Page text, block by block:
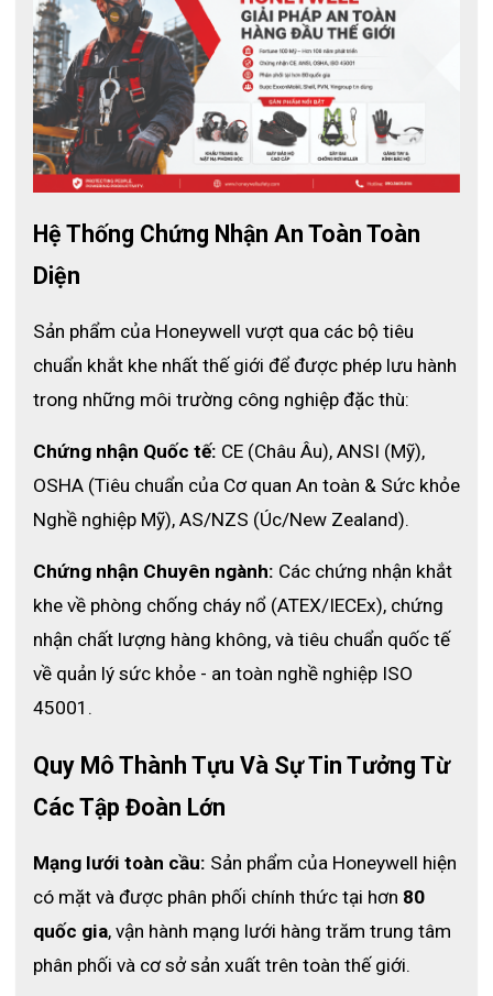
Thông số kỹ thuật
Mã sản phẩm: 2533000R0302
Chất liệu: thép không gỉ
Loại dài đến gần khuỷu tay
Màu sắc : xám
Size: mỗi size một mã khác nhau
Không có vòng đai bằng vải
Vệ sinh và bảo quản
Găng tay Chainex nên được chà xát ít nhất mỗi ngày
hợp nước nóng (50 ° C) và chất tẩy rửa
Không làm sạch bao tay bảo vệ dây xích bằng cách
gõ nó lên bề mặt cứng
Bất kỳ găng tay nào có dấu hiệu bị mài mòn bất
thường hoặc bị mất dây chuyền phải được thay thế
ngay bằng một bao tay trong điều kiện tốt
Nơi bảo quản: ở nơi thoáng mát, khô và thoáng khí.
Hệ Thống Chứng Nhận An Toàn Toàn
Diện
Sản phẩm của Honeywell vượt qua các bộ tiêu
chuẩn khắt khe nhất thế giới để được phép lưu hành
trong những môi trường công nghiệp đặc thù:
Chứng nhận Quốc tế: CE (Châu Âu), ANSI (Mỹ),
OSHA (Tiêu chuẩn của Cơ quan An toàn & Sức khỏe
Nghề nghiệp Mỹ), AS/NZS (Úc/New Zealand).
Chứng nhận Chuyên ngành: Các chứng nhận khắt
khe về phòng chống cháy nổ (ATEX/IECEx), chứng
nhận chất lượng hàng không, và tiêu chuẩn quốc tế
về quản lý sức khỏe - an toàn nghề nghiệp ISO
45001.
Quy Mô Thành Tựu Và Sự Tin Tưởng Từ
Các Tập Đoàn Lớn
Mạng lưới toàn cầu: Sản phẩm của Honeywell hiện
có mặt và được phân phối chính thức tại hơn 80
quốc gia, vận hành mạng lưới hàng trăm trung tâm
phân phối và cơ sở sản xuất trên toàn thế giới.